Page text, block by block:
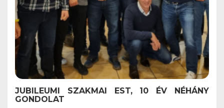
JUBILEUMI SZAKMAI EST, 10 ÉV NÉHÁNY
GONDOLAT